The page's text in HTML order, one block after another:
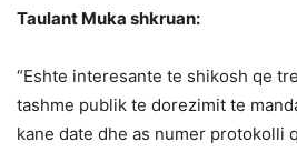
Taulant Muka shkruan:
“Eshte interesante te shikosh qe
tashme publik te dorezimit te
kane date dhe as numer protokolli